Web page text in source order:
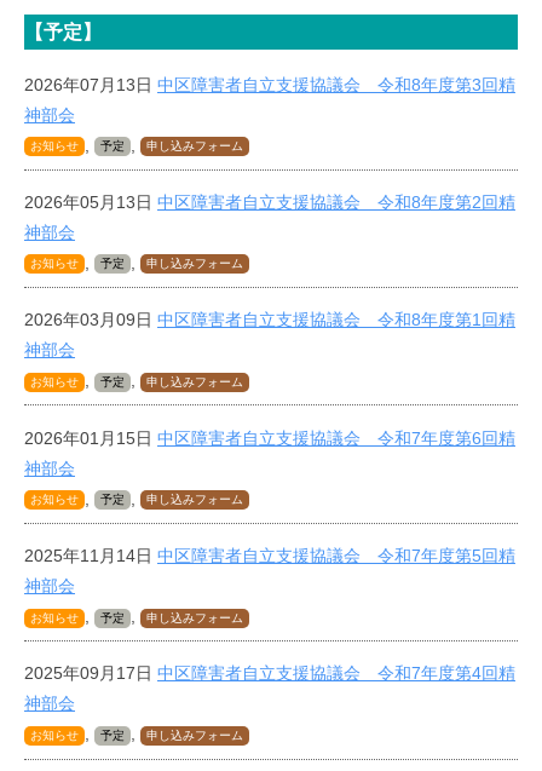
部
2023
年
5
月
16
日
by
（仮）
事
務
局
【予定】
2026年07月13日 中区障害者自立支援協議会 令和8年度第3回精
神部会
お知らせ , 予定 , 申し込みフォーム
2026年05月13日 中区障害者自立支援協議会 令和8年度第2回精
神部会
お知らせ , 予定 , 申し込みフォーム
2026年03月09日 中区障害者自立支援協議会 令和8年度第1回精
神部会
お知らせ , 予定 , 申し込みフォーム
2026年01月15日 中区障害者自立支援協議会 令和7年度第6回精
神部会
お知らせ , 予定 , 申し込みフォーム
2025年11月14日 中区障害者自立支援協議会 令和7年度第5回精
神部会
お知らせ , 予定 , 申し込みフォーム
2025年09月17日 中区障害者自立支援協議会 令和7年度第4回精
神部会
お知らせ , 予定 , 申し込みフォーム